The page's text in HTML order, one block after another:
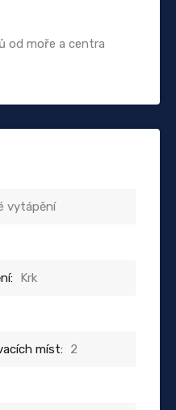
od moře a centra
vytápění
Krk
míst: 2